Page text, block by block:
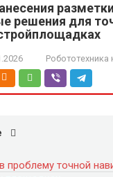
решения для
Робототехника
проблему точной